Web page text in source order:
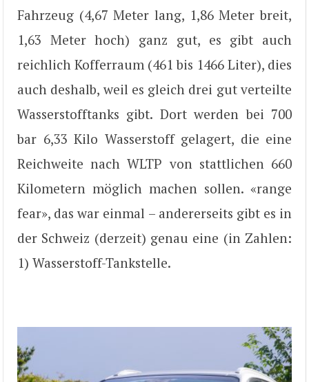
Fahrzeug (4,67 Meter lang, 1,86 Meter breit,
1,63 Meter hoch) ganz gut, es gibt auch
reichlich Kofferraum (461 bis 1466 Liter), dies
auch deshalb, weil es gleich drei gut verteilte
Wasserstofftanks gibt. Dort werden bei 700
bar 6,33 Kilo Wasserstoff gelagert, die eine
Reichweite nach WLTP von stattlichen 660
Kilometern möglich machen sollen. «range
fear», das war einmal – andererseits gibt es in
der Schweiz (derzeit) genau eine (in Zahlen:
1) Wasserstoff-Tankstelle.